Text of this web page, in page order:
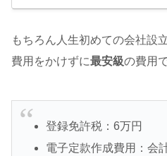
もちろん人生初めての会社設
費用をかけずに最安級の費用
登録免許税：6万円
電子定款作成費用：会